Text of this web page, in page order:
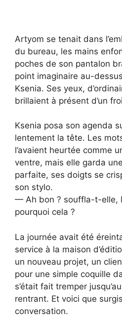
Artyom se tenait dans
du bureau, les mains
poches de son pantalon
point imaginaire au-
Ksenia. Ses yeux,
brillaient à présent d’un
Ksenia posa son agenda
lentement la tête. Les
l’avaient heurtée comme
ventre, mais elle garda
parfaite, ses doigts se
son stylo.
— Ah bon ? souffla-t-elle,
pourquoi cela ?
La journée avait été
service à la maison
un nouveau projet, un
pour une simple coquille
s’était fait tremper
rentrant. Et voici que
conversation.